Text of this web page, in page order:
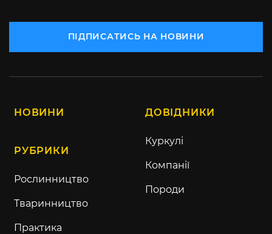
ПІДПИСАТИСЬ НА НОВИНИ
НОВИНИ
РУБРИКИ
Рослинництво
Тваринництво
Практика
ДОВІДНИКИ
Куркулі
Компанії
Породи